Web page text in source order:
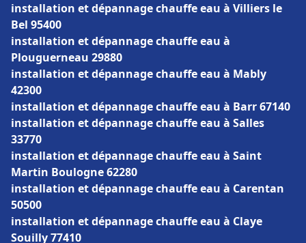
installation et dépannage chauffe eau à Villiers le
Bel 95400
installation et dépannage chauffe eau à
Plouguerneau 29880
installation et dépannage chauffe eau à Mably
42300
installation et dépannage chauffe eau à Barr 67140
installation et dépannage chauffe eau à Salles
33770
installation et dépannage chauffe eau à Saint
Martin Boulogne 62280
installation et dépannage chauffe eau à Carentan
50500
installation et dépannage chauffe eau à Claye
Souilly 77410